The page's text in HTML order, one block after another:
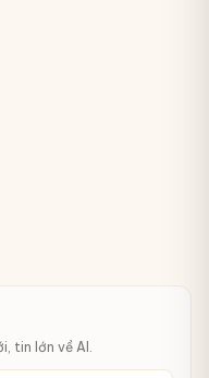
tin lớn về AI.